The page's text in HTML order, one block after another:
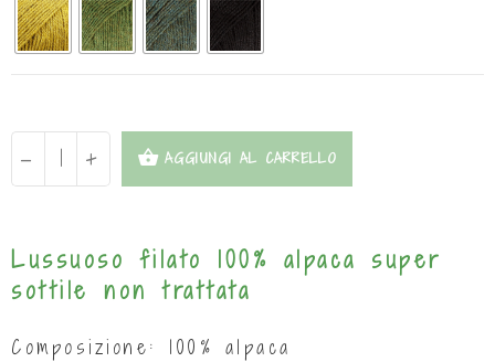
- + AGGIUNGI AL CARRELLO
Lussuoso filato 100% alpaca super
sottile non trattata
Composizione: 100% alpaca